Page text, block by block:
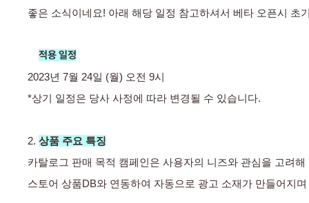
좋은 소식이네요! 아래 해당 일정 참고하셔서 베타 오픈시 초
적용 일정
2023년 7월 24일 (월) 오전 9시
*상기 일정은 당사 사정에 따라 변경될 수 있습니다.
2. 상품 주요 특징
카탈로그 판매 목적 캠페인은 사용자의 니즈와 관심을 고려
스토어 상품DB와 연동하여 자동으로 광고 소재가 만들어지